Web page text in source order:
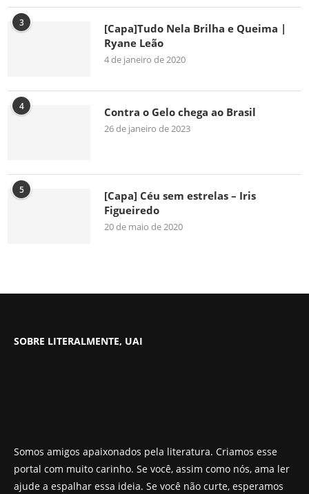
3
[Capa]Tudo Nela Brilha e Queima |
Ryane Leão
4 de janeiro de 2020
4 Contra o Gelo chega ao Brasil
26 de janeiro de 2023
5
[Capa] Céu sem estrelas – Iris
Figueiredo
20 de maio de 2020
SOBRE LITERALMENTE, UAI
Somos amigos apaixonados pela literatura. Criamos esse
portal com muito carinho. Se você, assim como nós, ama ler
ajude a espalhar essa ideia. Se você não curte, esperamos